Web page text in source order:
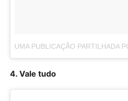
4. Vale tudo